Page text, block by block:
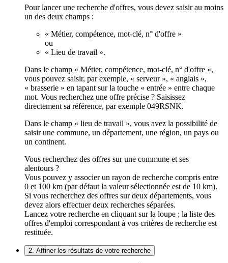
Pour lancer une recherche d'offres, vous devez saisir au moins
un des deux champs :
« Métier, compétence, mot-clé, n° d'offre »
ou
« Lieu de travail ».
Dans le champ « Métier, compétence, mot-clé, n° d'offre »,
vous pouvez saisir, par exemple, « serveur », « anglais »,
« brasserie » en tapant sur la touche « entrée » entre chaque
mot. Vous recherchez une offre précise ? Saisissez
directement sa référence, par exemple 049RSNK.
Dans le champ « lieu de travail », vous avez la possibilité de
saisir une commune, un département, une région, un pays ou
un continent.
Vous recherchez des offres sur une commune et ses
alentours ?
Vous pouvez y associer un rayon de recherche compris entre
0 et 100 km (par défaut la valeur sélectionnée est de 10 km).
Si vous recherchez des offres sur deux départements, vous
devez alors effectuer deux recherches séparées.
Lancez votre recherche en cliquant sur la loupe ; la liste des
offres d'emploi correspondant à vos critères de recherche est
restituée.
2. Affiner les résultats de votre recherche